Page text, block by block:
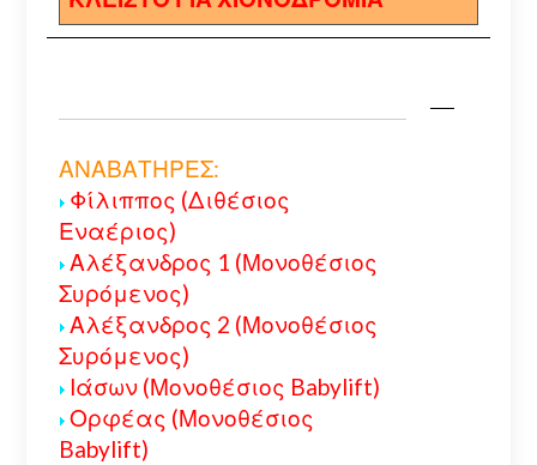
ΑΝΑΒΑΤΗΡΕΣ:
Φίλιππος (Διθέσιος
Εναέριος)
Αλέξανδρος 1 (Μονοθέσιος
Συρόμενος)
Αλέξανδρος 2 (Μονοθέσιος
Συρόμενος)
Ιάσων (Μονοθέσιος Babylift)
Ορφέας (Μονοθέσιος
Babylift)